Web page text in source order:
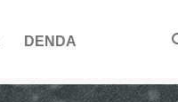
DENDA